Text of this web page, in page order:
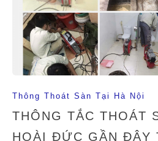
Thông Thoát Sàn Tại Hà Nội
THÔNG TẮC THOÁT
HOÀI ĐỨC GẦN ĐÂY